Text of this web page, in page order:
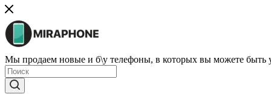
Мы продаем новые и б\у телефоны, в которых вы можете быть